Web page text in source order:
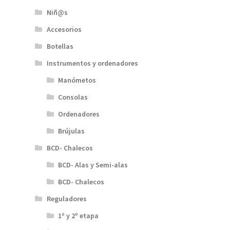
Niñ@s
Accesorios
Botellas
Instrumentos y ordenadores
Manómetos
Consolas
Ordenadores
Brújulas
BCD- Chalecos
BCD- Alas y Semi-alas
BCD- Chalecos
Reguladores
1º y 2º etapa